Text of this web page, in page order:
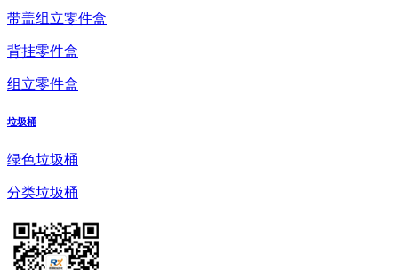
带盖组立零件盒
背挂零件盒
组立零件盒
垃圾桶
绿色垃圾桶
分类垃圾桶